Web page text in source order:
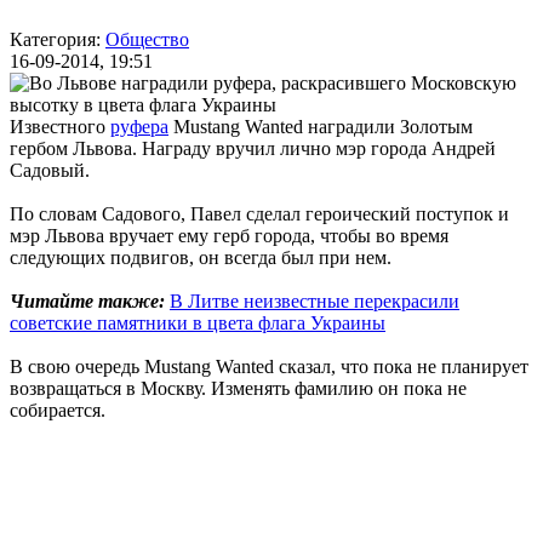
Категория: Общество
16-09-2014, 19:51
Известного руфера Mustang Wanted наградили Золотым
гербом Львова. Награду вручил лично мэр города Андрей
Садовый.
По словам Садового, Павел сделал героический поступок и
мэр Львова вручает ему герб города, чтобы во время
следующих подвигов, он всегда был при нем.
Читайте также: В Литве неизвестные перекрасили
советские памятники в цвета флага Украины
В свою очередь Mustang Wanted сказал, что пока не планирует
возвращаться в Москву. Изменять фамилию он пока не
собирается.